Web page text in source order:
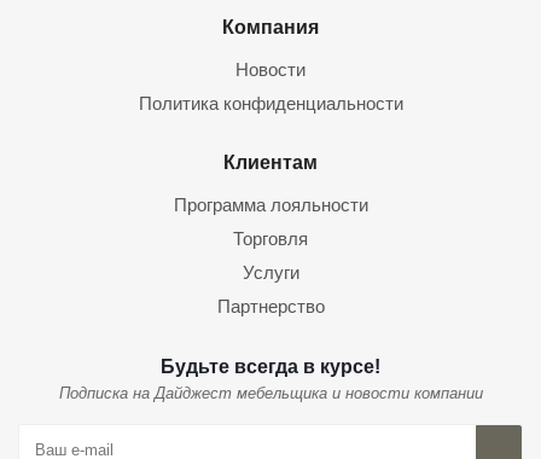
Компания
Новости
Политика конфиденциальности
Клиентам
Программа лояльности
Торговля
Услуги
Партнерство
Будьте всегда в курсе!
Подписка на Дайджест мебельщика и новости компании